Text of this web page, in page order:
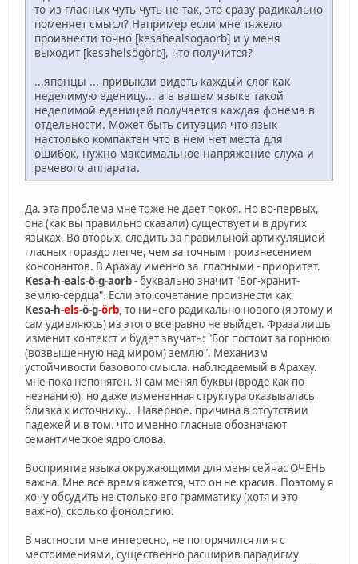
то из гласных чуть-чуть не так, это сразу радикально
поменяет смысл? Например если мне тяжело
произнести точно [kesahealsögaorb] и у меня
выходит [kesahelsögörb], что получится?
...японцы ... привыкли видеть каждый слог как
неделимую еденицу... а в вашем языке такой
неделимой еденицей получается каждая фонема в
отдельности. Может быть ситуация что язык
настолько компактен что в нем нет места для
ошибок, нужно максимальное напряжение слуха и
речевого аппарата.
Да. эта проблема мне тоже не дает покоя. Но во-первых,
она (как вы правильно сказали) существует и в других
языках. Во вторых, следить за правильной артикуляцией
гласных гораздо легче, чем за точным произнесением
консонантов. В Арахау именно за гласными - приоритет.
Kesa-h-eals-ö-g-aorb- буквально значит "Бог-хранит-
землю-сердца". Если это сочетание произнести как
Кesa-h-els-ö-g-örb, то ничего радикально нового (я этому и
сам удивляюсь) из этого все равно не выйдет. Фраза лишь
изменит контекст и будет звучать: "Бог постоит за горнюю
(возвышенную над миром) землю". Механизм
устойчивости базового смысла. наблюдаемый в Арахау.
мне пока непонятен. Я сам менял буквы (вроде как по
незнанию), но даже измененная структура оказывалась
близка к источнику... Наверное. причина в отсутствии
падежей и в том. что именно гласные обозначают
семантическое ядро слова.
Восприятие языка окружающими для меня сейчас ОЧЕНЬ
важна. Мне всё время кажется, что он не красив. Поэтому я
хочу обсудить не столько его грамматику (хотя и это
важно), сколько фонологию.
В частности мне интересно, не погорячился ли я с
местоимениями, существенно расширив парадигму